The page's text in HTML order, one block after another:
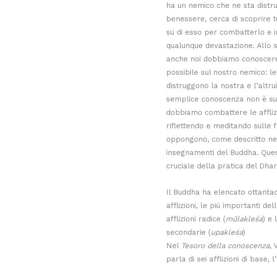
ha un nemico che ne sta
benessere, cerca di scoprire
su di esso per combatterlo e
qualunque devastazione. Allo
anche noi dobbiamo
possibile sul nostro nemico:
distruggono la nostra e
semplice conoscenza non è
dobbiamo combattere le
riflettendo e meditando sulle
oppongono, come descritto
insegnamenti del Buddha.
cruciale della pratica del
Il Buddha ha elencato
afflizioni, le più importanti
afflizioni radice (mūlakleśa) e
secondarie (upakleśa)
Nel Tesoro della conoscenza,
parla di sei afflizioni di base,